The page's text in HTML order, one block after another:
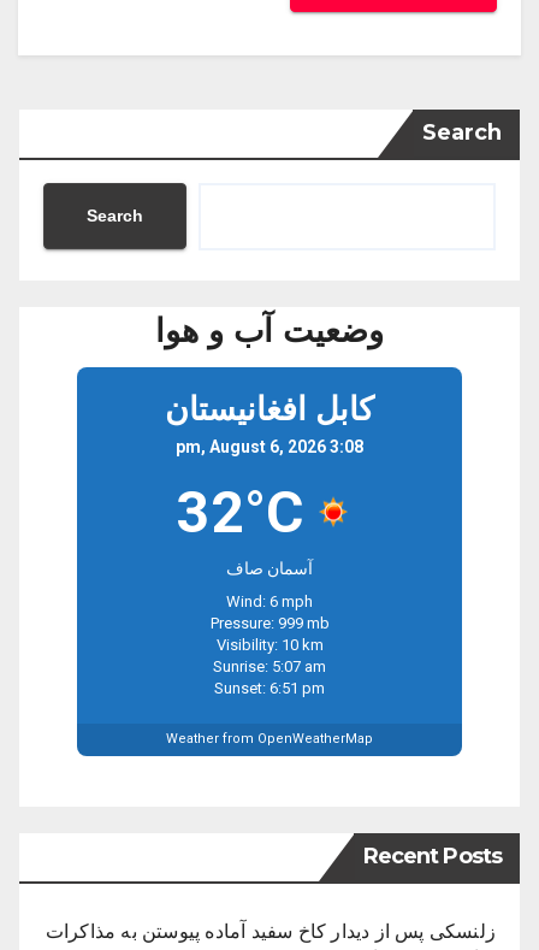
Search
Search
وضعیت آب و هوا
کابل افغانیستان
3:08 pm, August 6, 2026
32°C
آسمان صاف
Wind: 6 mph
Pressure: 999 mb
Visibility: 10 km
Sunrise: 5:07 am
Sunset: 6:51 pm
Weather from OpenWeatherMap
Recent Posts
زلنسکی پس از دیدار کاخ سفید آماده پیوستن به مذاکرات